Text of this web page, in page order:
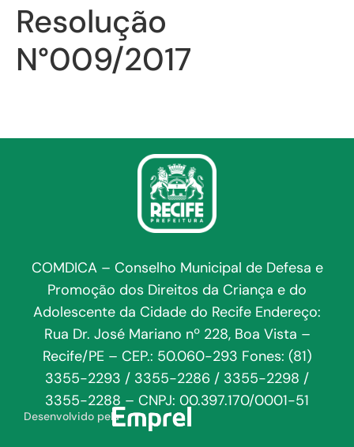
Resolução
N°009/2017
COMDICA – Conselho Municipal de Defesa e
Promoção dos Direitos da Criança e do
Adolescente da Cidade do Recife Endereço:
Rua Dr. José Mariano nº 228, Boa Vista –
Recife/PE – CEP.: 50.060-293 Fones: (81)
3355-2293 / 3355-2286 / 3355-2298 /
3355-2288 – CNPJ: 00.397.170/0001-51
Desenvolvido pela